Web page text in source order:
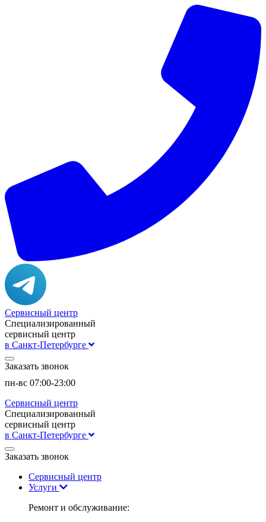
Сервисный центр
Специализированный
сервисный центр
в Санкт-Петербурге
Заказать звонок
пн-вс 07:00-23:00
Сервисный центр
Специализированный
сервисный центр
в Санкт-Петербурге
Заказать звонок
Сервисный центр
Услуги
Ремонт и обслуживание: